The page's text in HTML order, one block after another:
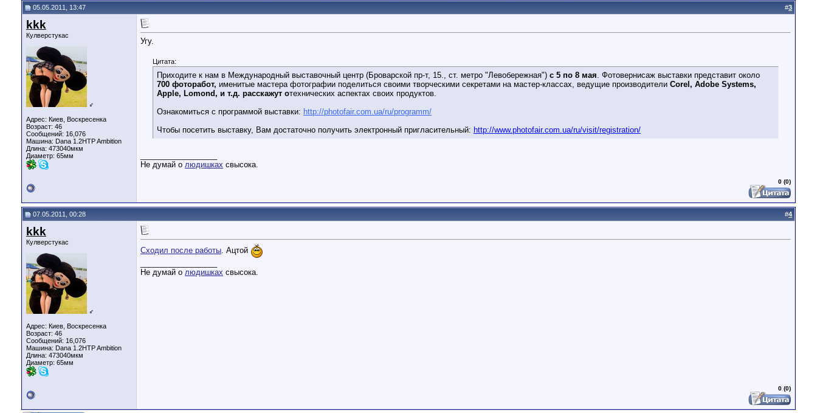
05.05.2011, 13:47 #3
kkk
Кулверстукас
♂
Адрес: Киев, Воскресенка
Возраст: 46
Сообщений: 16,076
Машина: Dana 1.2HTP Ambition
Длина: 473040мкм
Диаметр: 65мм
Угу.
Цитата:
Приходите к нам в Международный выставочный центр (Броварской пр-т, 15., ст. метро "Левобережная") с 5 по 8 мая. Фотовернисаж выставки представит около
700 фоторабот, именитые мастера фотографии поделиться своими творческими секретами на мастер-классах, ведущие производители Corel, Adobe Systems,
Apple, Lomond, и т.д. расскажут отехнических аспектах своих продуктов.
Ознакомиться с программой выставки: http://photofair.com.ua/ru/programm/
Чтобы посетить выставку, Вам достаточно получить электронный пригласительный: http://www.photofair.com.ua/ru/visit/registration/
Не думай о людишках свысока.
0 (0)
07.05.2011, 00:28 #4
kkk
Кулверстукас
♂
Адрес: Киев, Воскресенка
Возраст: 46
Сообщений: 16,076
Машина: Dana 1.2HTP Ambition
Длина: 473040мкм
Диаметр: 65мм
Сходил после работы. Ацтой
Не думай о людишках свысока.
0 (0)